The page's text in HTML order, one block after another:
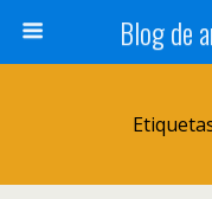
Blog de